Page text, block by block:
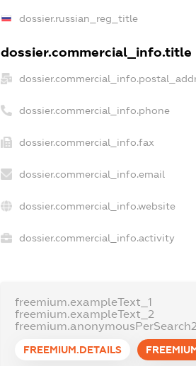
dossier.russian_reg_title
dossier.commercial_info.title
dossier.commercial_info.phone
dossier.commercial_info.fax
dossier.commercial_info.email
dossier.commercial_info.website
dossier.commercial_info.activity
freemium.exampleText_1
freemium.exampleText_2
freemium.anonymousPerSearch2
FREEMIUM.DETAILS